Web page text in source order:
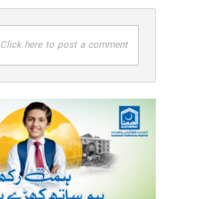
Click here to post a comment